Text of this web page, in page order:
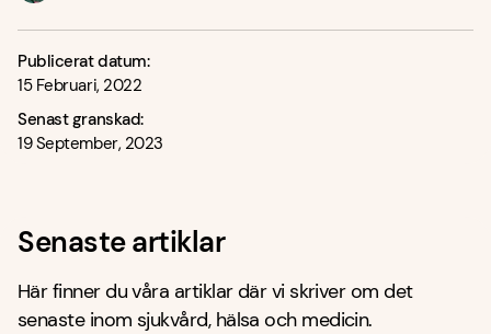
Publicerat datum:
15 Februari, 2022
Senast granskad:
19 September, 2023
Senaste artiklar
Här finner du våra artiklar där vi skriver om det
senaste inom sjukvård, hälsa och medicin.